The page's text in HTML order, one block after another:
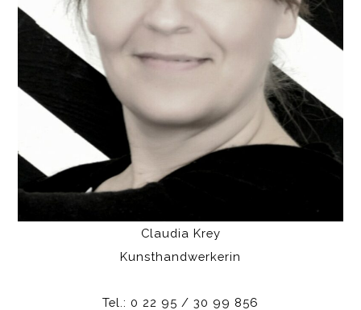
Claudia Krey
Kunsthandwerkerin
Tel.: 0 22 95 / 30 99 856